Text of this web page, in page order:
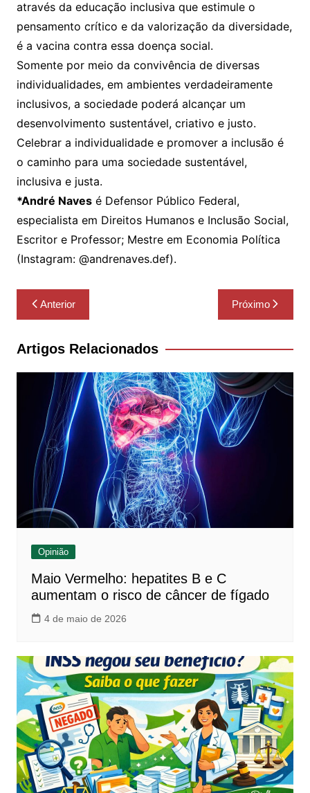
através da educação inclusiva que estimule o
pensamento crítico e da valorização da diversidade,
é a vacina contra essa doença social.
Somente por meio da convivência de diversas
individualidades, em ambientes verdadeiramente
inclusivos, a sociedade poderá alcançar um
desenvolvimento sustentável, criativo e justo.
Celebrar a individualidade e promover a inclusão é
o caminho para uma sociedade sustentável,
inclusiva e justa.
*André Navesé Defensor Público Federal,
especialista em Direitos Humanos e Inclusão Social,
Escritor e Professor; Mestre em Economia Política
(Instagram: @andrenaves.def).
Navegação
de
Post
Anterior Próximo
Artigos Relacionados
Opinião
Maio Vermelho: hepatites B e C
aumentam o risco de câncer de fígado
4 de maio de 2026